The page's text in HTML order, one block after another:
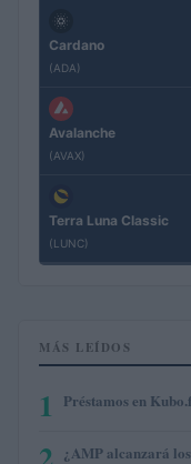
Cardano
(ADA)
Avalanche
(AVAX)
Terra Luna Classic
(LUNC)
MÁS LEÍDOS
1 Préstamos en
¿AMP alcanzará